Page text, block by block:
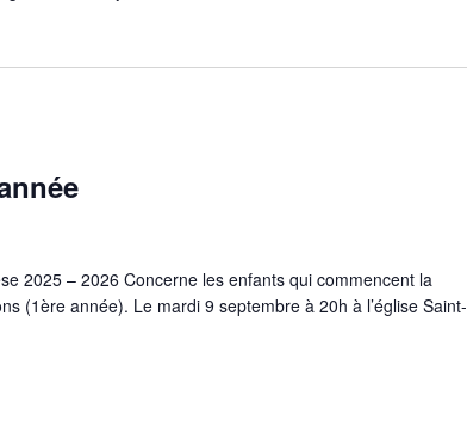
2025 – 2026 Concerne les enfants qui commencent la
(1ère année). Le mardi 9 septembre à 20h à l’église Saint-